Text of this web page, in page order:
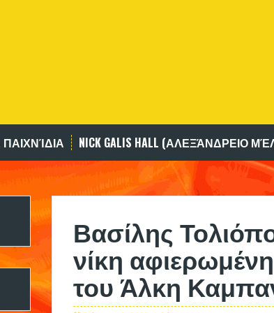
NICK GALIS HALL (ΑΛΕΞΆΝΔΡΕΙΟ
Βασίλης
νίκη
του Άλκη